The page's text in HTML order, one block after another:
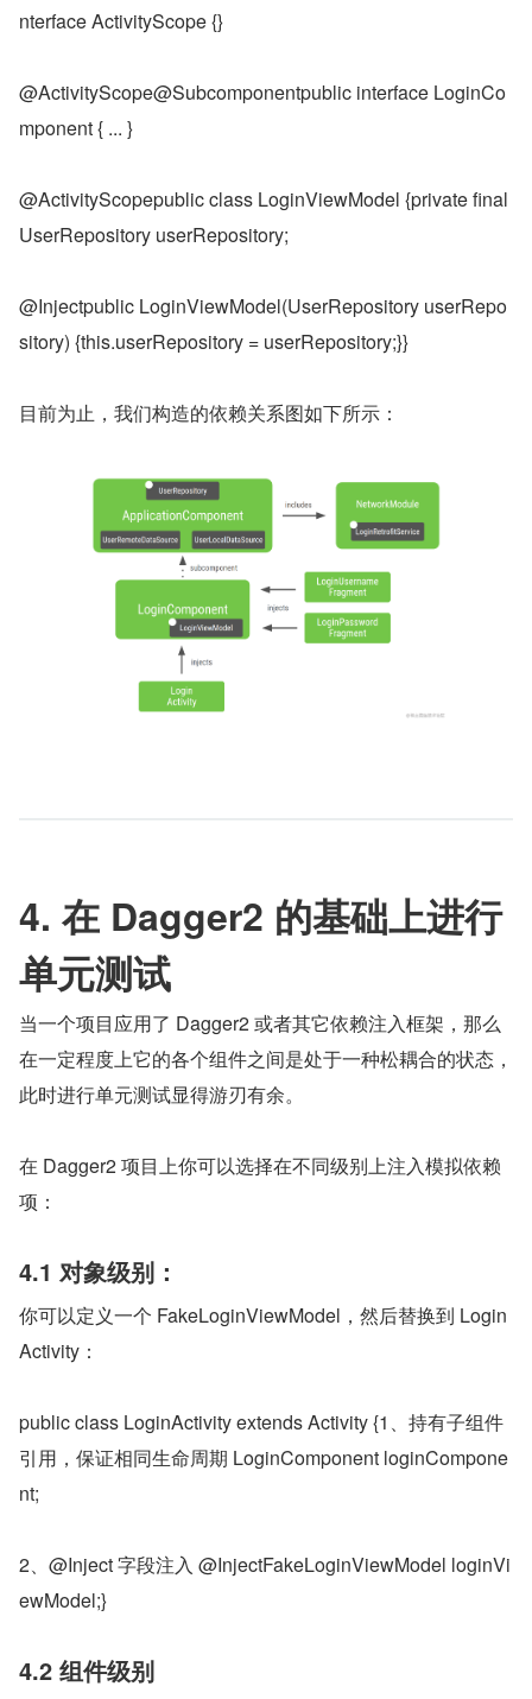
nterface ActivityScope {}
@ActivityScope@Subcomponentpublic interface LoginCo
mponent { ... }
@ActivityScopepublic class LoginViewModel {private final
UserRepository userRepository;
@Injectpublic LoginViewModel(UserRepository userRepo
sitory) {this.userRepository = userRepository;}}
目前为止，我们构造的依赖关系图如下所示：
4. 在 Dagger2 的基础上进行
单元测试
当一个项目应用了 Dagger2 或者其它依赖注入框架，那么
在一定程度上它的各个组件之间是处于一种松耦合的状态，
此时进行单元测试显得游刃有余。
在 Dagger2 项目上你可以选择在不同级别上注入模拟依赖
项：
4.1 对象级别：
你可以定义一个 FakeLoginViewModel，然后替换到 Login
Activity：
public class LoginActivity extends Activity {1、持有子组件
引用，保证相同生命周期 LoginComponent loginCompone
nt;
2、@Inject 字段注入 @InjectFakeLoginViewModel loginVi
ewModel;}
4.2 组件级别